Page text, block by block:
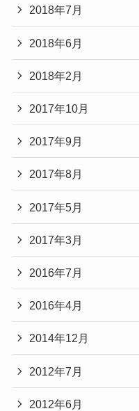
2018年7月
2018年6月
2018年2月
2017年10月
2017年9月
2017年8月
2017年5月
2017年3月
2016年7月
2016年4月
2014年12月
2012年7月
2012年6月